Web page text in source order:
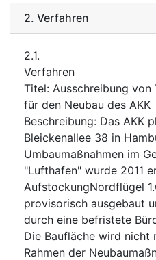
2. Verfahren
2.1.
Verfahren
Titel: Ausschreibung
für den Neubau des AKK
Beschreibung: Das AKK
Bleickenallee 38 in
Umbaumaßnahmen im
"Lufthafen" wurde 2011
AufstockungNordflügel
provisorisch ausgebaut
durch eine befristete
Die Baufläche wird nicht
Rahmen der